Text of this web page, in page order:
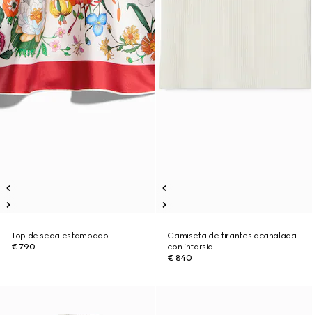
Top de seda estampado
€ 790
Camiseta de tirantes acanalada
con intarsia
€ 840